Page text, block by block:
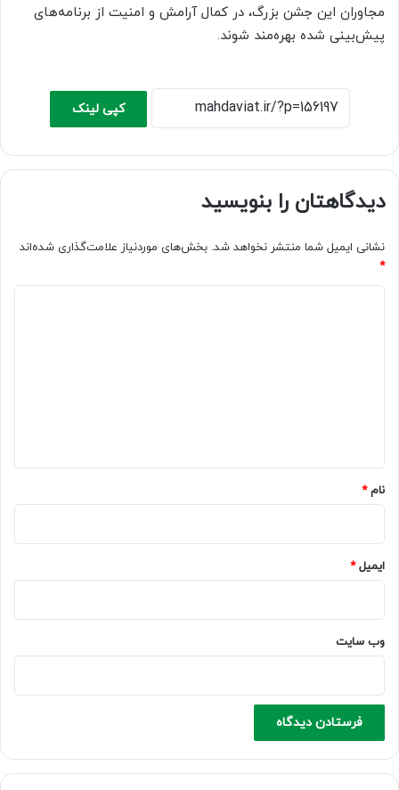
مجاوران این جشن بزرگ، در کمال آرامش و امنیت از برنامه‌های
پیش‌بینی شده بهره‌مند شوند.
کپی لینک
دیدگاهتان را بنویسید
نشانی ایمیل شما منتشر نخواهد شد. بخش‌های موردنیاز علامت‌گذاری شده‌اند
*
نام*
ایمیل*
وب‌ سایت